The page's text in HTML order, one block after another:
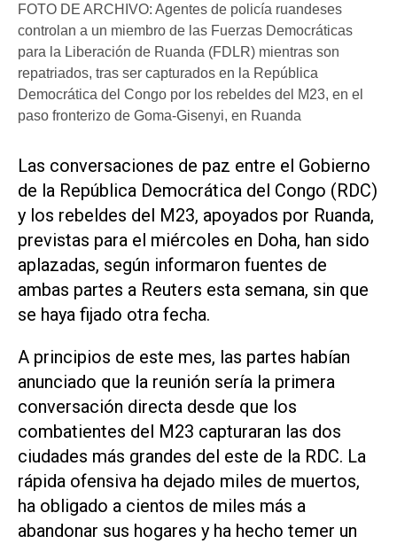
FOTO DE ARCHIVO: Agentes de policía ruandeses
controlan a un miembro de las Fuerzas Democráticas
para la Liberación de Ruanda (FDLR) mientras son
repatriados, tras ser capturados en la República
Democrática del Congo por los rebeldes del M23, en el
paso fronterizo de Goma-Gisenyi, en Ruanda
Las conversaciones de paz entre el Gobierno
de la República Democrática del Congo (RDC)
y los rebeldes del M23, apoyados por Ruanda,
previstas para el miércoles en Doha, han sido
aplazadas, según informaron fuentes de
ambas partes a Reuters esta semana, sin que
se haya fijado otra fecha.
A principios de este mes, las partes habían
anunciado que la reunión sería la primera
conversación directa desde que los
combatientes del M23 capturaran las dos
ciudades más grandes del este de la RDC. La
rápida ofensiva ha dejado miles de muertos,
ha obligado a cientos de miles más a
abandonar sus hogares y ha hecho temer un